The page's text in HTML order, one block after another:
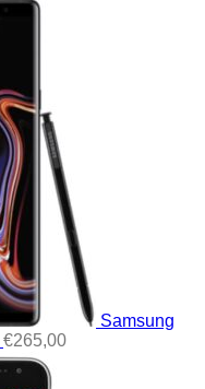
Samsung
€265,00